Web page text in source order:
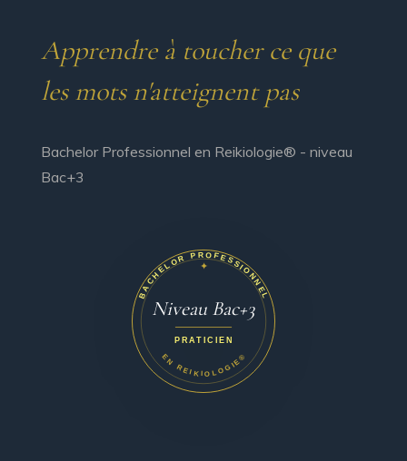
Apprendre à toucher ce que
les mots n'atteignent pas
Bachelor Professionnel en Reikiologie® - niveau
Bac+3
BACHELOR PROFESSIONNEL
EN REIKIOLOGIE®
✦
Niveau Bac+3
PRATICIEN